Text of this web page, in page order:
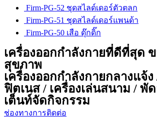
Firm-PG-52 ชุดสไลด์เดอร์ตัวตลก
Firm-PG-51 ชุดสไลด์เดอร์แพนด้า
Firm-PG-50 เสือ ดุ๊กดิ๊ก
เครื่องออกกำลังกายที่ดีที่สุด
สุขภาพ
เครื่องออกกำลังกายกลางแจ้
ฟิตเนส / เครื่องเล่นสนาม / พั
เต็นท์จัดกิจกรรม
ช่องทางการติดต่อ